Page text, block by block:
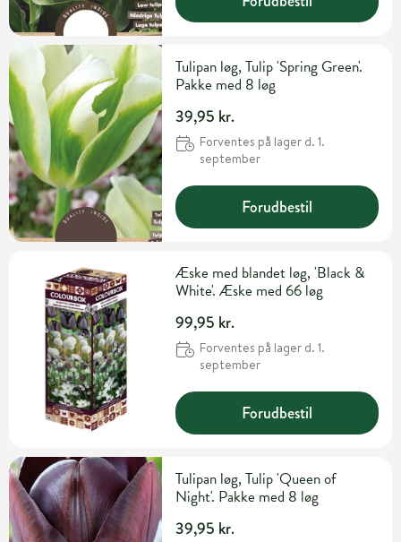
Tulipan løg, Tulip 'Spring Green'.
Pakke med 8 løg
39,95 kr.
Forventes på lager d. 1.
september
Forudbestil
Æske med blandet løg, 'Black &
White'. Æske med 66 løg
99,95 kr.
Forventes på lager d. 1.
september
Forudbestil
Tulipan løg, Tulip 'Queen of
Night'. Pakke med 8 løg
39,95 kr.